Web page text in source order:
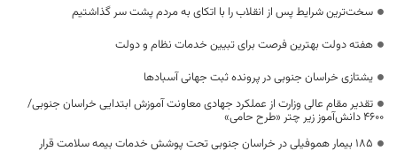
سخت‌ترین شرایط پس از انقلاب را با اتکای به مردم پشت سر گذاشتیم
هفته دولت بهترین فرصت برای تبیین خدمات نظام و دولت
یشتازی خراسان جنوبی در پرونده ثبت جهانی آسبادها
تقدیر مقام عالی وزارت از عملکرد جهادی معاونت آموزش ابتدایی خراسان جنوبی/
۴۶۰۰ دانش‌آموز زیر چتر «طرح حامی»
۱۸۵ بیمار هموفیلی در خراسان جنوبی تحت پوشش خدمات بیمه سلامت قرار